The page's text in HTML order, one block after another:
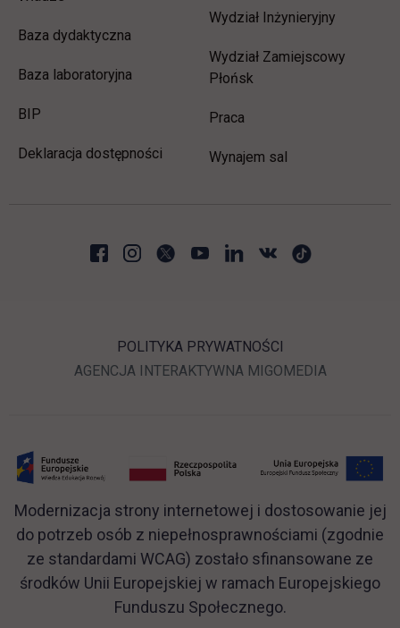
Baza dydaktyczna
Baza laboratoryjna
BIP link otwiera się w nowej karcie
Deklaracja dostępności
Wydział Inżynieryjny
Wydział Zamiejscowy
Płońsk
Praca
Wynajem sal
POLITYKA PRYWATNOŚCI
AGENCJA INTERAKTYWNALINK OTWIERA SIĘ W
MIGOMEDIALINK
Modernizacja strony internetowej i dostosowanie jej
do potrzeb osób z niepełnosprawnościami (zgodnie
ze standardami WCAG) zostało sfinansowane ze
środków Unii Europejskiej w ramach Europejskiego
Funduszu Społecznego.